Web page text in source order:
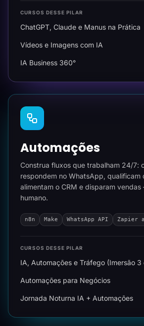
CURSOS DESSE PILAR
ChatGPT, Claude e Manus na Prática
Vídeos e Imagens com IA
IA Business 360°
Automações
Construa fluxos que trabalham 24/7:
respondem no WhatsApp, qualificam
alimentam o CRM e disparam
humano.
n8n Make WhatsApp API Zapier
CURSOS DESSE PILAR
IA, Automações e Tráfego (Imersão 3
Automações para Negócios
Jornada Noturna IA + Automações